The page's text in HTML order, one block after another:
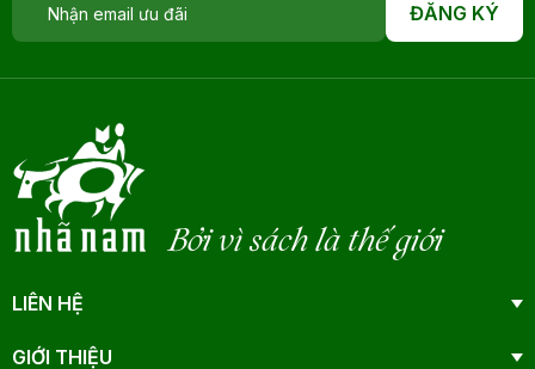
ĐĂNG KÝ
Bởi vì sách là thế giới
LIÊN HỆ
GIỚI THIỆU